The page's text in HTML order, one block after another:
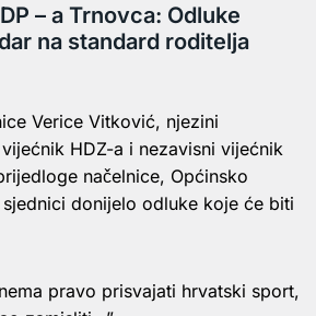
– a Trnovca: Odluke
na standard roditelja
Verice Vitković, njezini
HDZ-a i nezavisni vijećnik
načelnice, Općinsko
donijelo odluke koje će biti